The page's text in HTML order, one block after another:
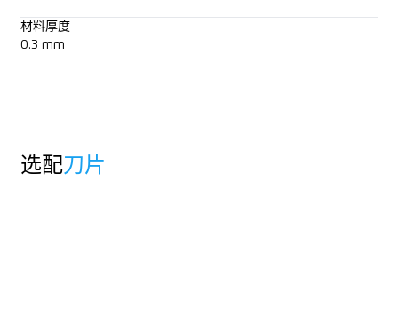
材料厚度
0.3 mm
选配刀片